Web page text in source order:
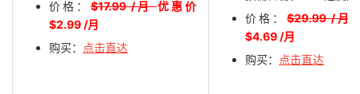
价格：$17.99 /月 优惠价
$2.99 /月
购买：
点击直达
价格：$29.99 /月
$4.69 /月
购买：
点击直达